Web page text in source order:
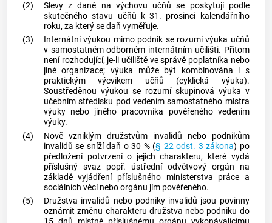
(2)
Slevy z daně na výchovu učňů se poskytují podle
skutečného stavu učňů k 31. prosinci kalendářního
roku, za který se daň vyměřuje.
(3)
Internátní výukou mimo podnik se rozumí výuka učňů
v samostatném odborném internátním učilišti. Přitom
není rozhodující, je-li učiliště ve správě poplatníka nebo
jiné organizace; výuka může být kombinována i s
praktickým výcvikem učňů (cyklická výuka).
Soustředěnou výukou se rozumí skupinová výuka v
učebním středisku pod vedením samostatného mistra
výuky nebo jiného pracovníka pověřeného vedením
výuky.
(4)
Nově vzniklým družstvům invalidů nebo podnikům
invalidů se sníží daň o 30 % (§ 22 odst. 3 zákona) po
předložení potvrzení o jejich charakteru, které vydá
příslušný svaz popř. ústřední odvětvový orgán na
základě vyjádření příslušného ministerstva práce a
sociálních věcí nebo orgánu jím pověřeného.
(5)
Družstva invalidů nebo podniky invalidů jsou povinny
oznámit změnu charakteru družstva nebo podniku do